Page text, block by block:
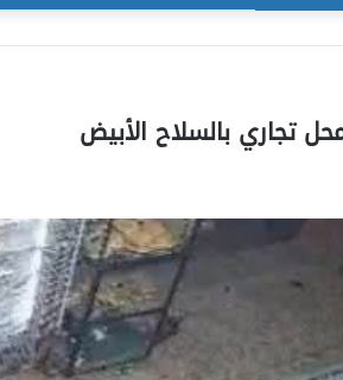
بالسلاح الأبيض